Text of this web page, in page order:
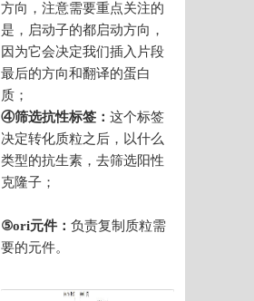
方向，注意需要重点关注的
是，启动子的都启动方向，
因为它会决定我们插入片段
最后的方向和翻译的蛋白
质；
④筛选抗性标签：这个标签
决定转化质粒之后，以什么
类型的抗生素，去筛选阳性
克隆子；
⑤ori元件：负责复制质粒需
要的元件。